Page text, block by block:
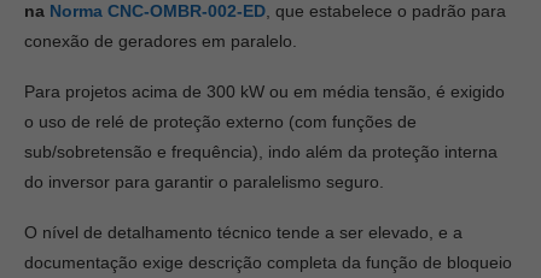
na Norma CNC-OMBR-002-ED , que estabelece o padrão para
conexão de geradores em paralelo.
Para projetos acima de 300 kW ou em média tensão, é exigido
o uso de relé de proteção externo (com funções de
sub/sobretensão e frequência), indo além da proteção interna
do inversor para garantir o paralelismo seguro.
O nível de detalhamento técnico tende a ser elevado, e a
documentação exige descrição completa da função de bloqueio